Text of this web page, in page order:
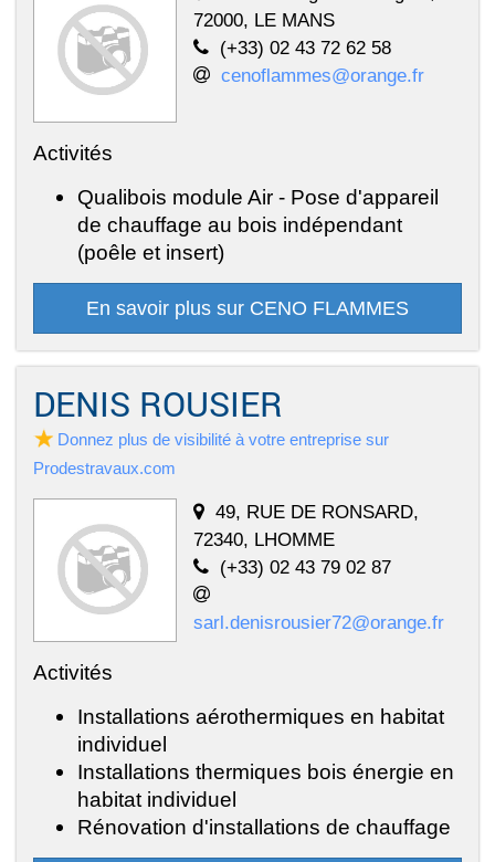
72000, LE MANS
(+33) 02 43 72 62 58
cenoflammes@orange.fr
Activités
Qualibois module Air - Pose d'appareil
de chauffage au bois indépendant
(poêle et insert)
En savoir plus sur CENO FLAMMES
DENIS ROUSIER
Donnez plus de visibilité à votre entreprise sur
Prodestravaux.com
49, RUE DE RONSARD,
72340, LHOMME
(+33) 02 43 79 02 87
sarl.denisrousier72@orange.fr
Activités
Installations aérothermiques en habitat
individuel
Installations thermiques bois énergie en
habitat individuel
Rénovation d'installations de chauffage